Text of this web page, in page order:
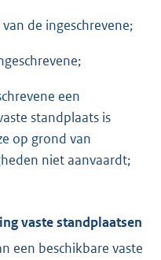
de ingeschrevene;
een
standplaats is
op grond van
niet aanvaardt;
vaste standplaatsen
een beschikbare vaste